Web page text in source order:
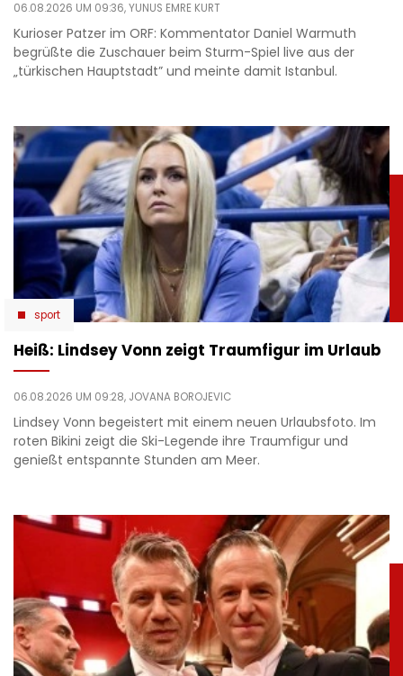
06.08.2026 UM 09:36,YUNUS EMRE KURT
Kurioser Patzer im ORF: Kommentator Daniel Warmuth
begrüßte die Zuschauer beim Sturm-Spiel live aus der
„türkischen Hauptstadt” und meinte damit Istanbul.
sport
Heiß: Lindsey Vonn zeigt Traumfigur im Urlaub
06.08.2026 UM 09:28, JOVANA BOROJEVIC
Lindsey Vonn begeistert mit einem neuen Urlaubsfoto. Im
roten Bikini zeigt die Ski-Legende ihre Traumfigur und
genießt entspannte Stunden am Meer.